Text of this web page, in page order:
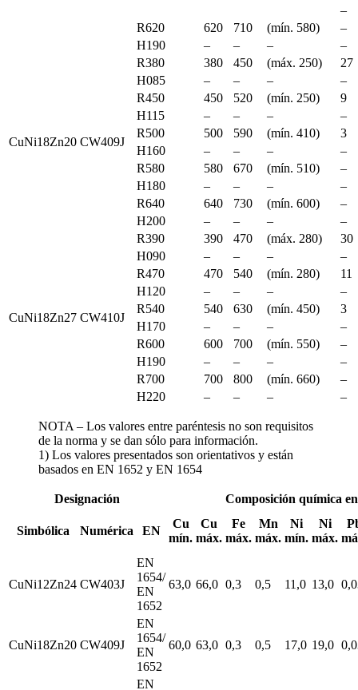
–
R620
620 710 (mín. 580)
–
H190
– – – –
CuNi18Zn20 CW409J
R380 380 450 (máx. 250)
27
H085
– – –
–
R450
450 520 (mín. 250)
9
H115
– – –
–
R500
500 590 (mín. 410)
3
H160
– – –
–
R580
580 670 (mín. 510)
–
H180
– – –
–
R640
640 730 (mín. 600)
–
H200
– – – –
CuNi18Zn27 CW410J
R390 390 470 (máx. 280)
30
H090
– – –
–
R470
470 540 (mín. 280)
11
H120
– – –
–
R540
540 630 (mín. 450)
3
H170
– – –
–
R600
600 700 (mín. 550)
–
H190
– – –
–
R700
700 800 (mín. 660)
–
H220
– – – –
NOTA – Los valores entre paréntesis no son requisitos
de la norma y se dan sólo para información.
1) Los valores presentados son orientativos y están
basados en EN 1652 y EN 1654
Designación Composición química
Simbólica Numérica EN
Cu
mín.
Cu
máx.
Fe
máx.
Mn
máx.
Ni
mín.
Ni
máx.
CuNi12Zn24 CW403J
EN
1654/
EN
1652
63,0 66,0 0,3 0,5 11,0 13,0
CuNi18Zn20 CW409J
EN
1654/
EN
1652
60,0 63,0 0,3 0,5 17,0 19,0
EN